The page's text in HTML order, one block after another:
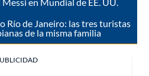
Río de Janeiro: las tres turistas
de la misma familia